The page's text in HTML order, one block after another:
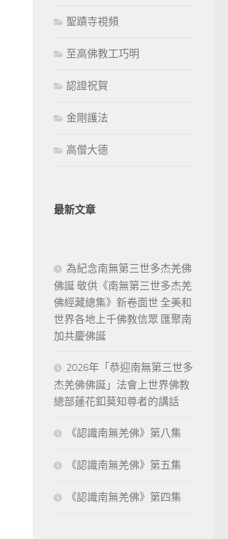
聖蹟寺視頻
至高佛教工巧明
認證祝賀
金剛護法
高僧大德
最新文章
為紀念南無第三世多杰羌佛
佛誕 敬供《南無第三世多杰羌
佛經藏總集》新卷面世 全美和
世界各地上千佛教信眾 匯聚南
加共慶佛誕
2026年「恭迎南無第三世多
杰羌佛佛誕」法會上世界佛教
總部蓮花釦莫知尊者的講話
《認識南無羌佛》第八集
《認識南無羌佛》第五集
《認識南無羌佛》第四集